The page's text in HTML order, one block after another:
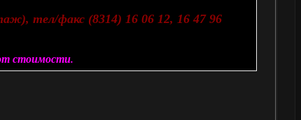
тел/факс (8314) 16 06 12, 16 47 96
стоимости.